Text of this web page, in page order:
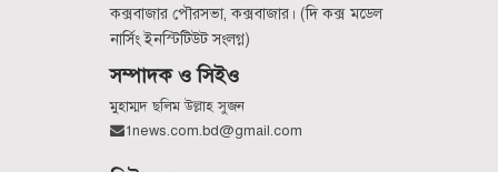
কক্সবাজার পৌরসভা, কক্সবাজার। (দি কক্স মডেল
নার্সিং ইনস্টিটিউট সংলগ্ন)
সম্পাদক ও সিইও
মুহাম্মদ ছলিম উল্লাহ সুজন
1news.com.bd@gmail.com